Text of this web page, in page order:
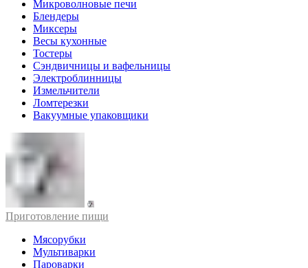
Микроволновые печи
Блендеры
Миксеры
Весы кухонные
Тостеры
Сэндвичницы и вафельницы
Электроблинницы
Измельчители
Ломтерезки
Вакуумные упаковщики
Приготовление пищи
Мясорубки
Мультиварки
Пароварки